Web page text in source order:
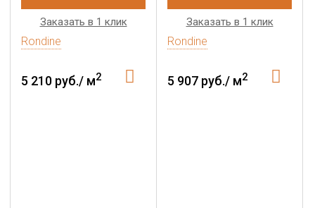
Заказать в 1 клик
Rondine
5 210 руб./ м2
Заказать в 1 клик
Rondine
5 907 руб./ м2